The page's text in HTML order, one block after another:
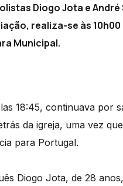
Diogo Jota e
realiza-se às
Municipal.
18:45, continuava por
da igreja, uma vez
para Portugal.
Diogo Jota, de 28